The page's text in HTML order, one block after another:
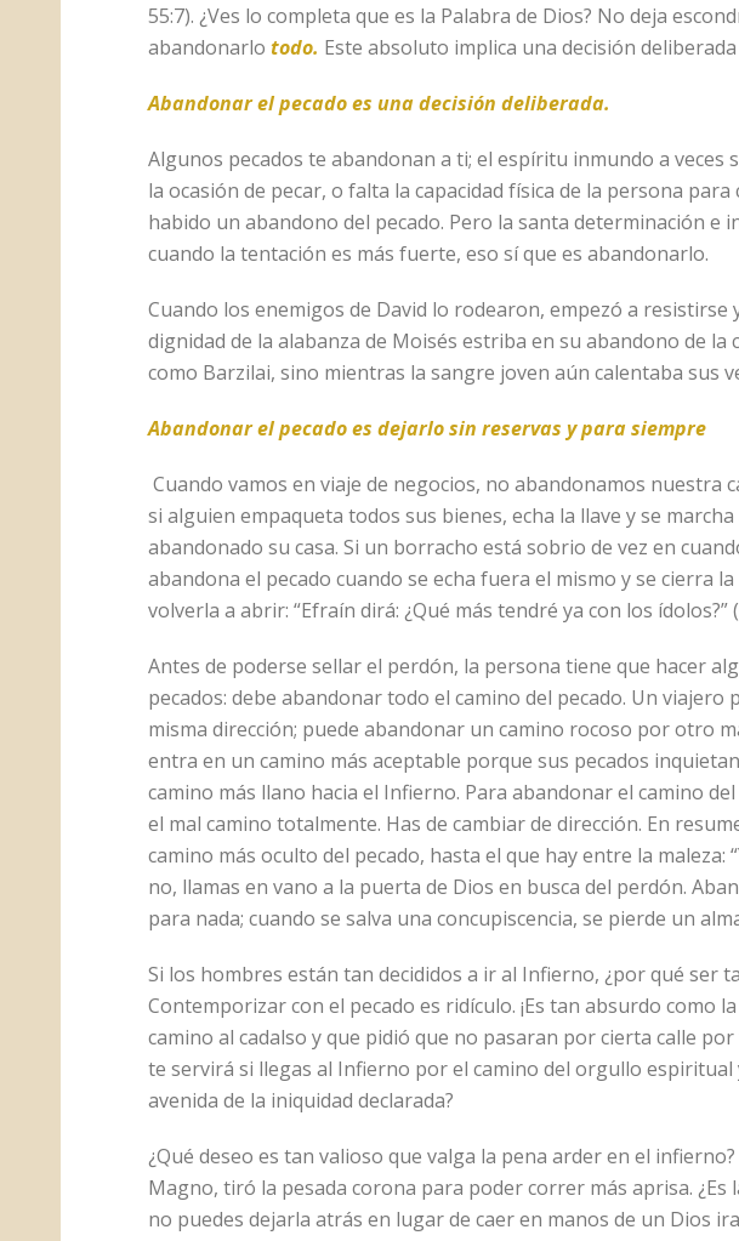
55:7). ¿Ves lo completa que es la Palabra de Dios? No deja
abandonarlo todo. Este absoluto implica una decisión
Abandonar el pecado es una decisión deliberada.
Algunos pecados te abandonan a ti; el espíritu inmundo a veces
la ocasión de pecar, o falta la capacidad física de la persona para
habido un abandono del pecado. Pero la santa determinación e
cuando la tentación es más fuerte, eso sí que es abandonarlo.
Cuando los enemigos de David lo rodearon, empezó a resistirse
dignidad de la alabanza de Moisés estriba en su abandono de la
como Barzilai, sino mientras la sangre joven aún calentaba sus
Abandonar el pecado es dejarlo sin reservas y para siempre
Cuando vamos en viaje de negocios, no abandonamos nuestra
si alguien empaqueta todos sus bienes, echa la llave y se
abandonado su casa. Si un borracho está sobrio de vez en
abandona el pecado cuando se echa fuera el mismo y se cierra
volverla a abrir: “Efraín dirá: ¿Qué más tendré ya con los ídolos?”
Antes de poderse sellar el perdón, la persona tiene que hacer
pecados: debe abandonar todo el camino del pecado. Un viajero
misma dirección; puede abandonar un camino rocoso por otro
entra en un camino más aceptable porque sus pecados
camino más llano hacia el Infierno. Para abandonar el camino
el mal camino totalmente. Has de cambiar de dirección. En
camino más oculto del pecado, hasta el que hay entre la maleza:
no, llamas en vano a la puerta de Dios en busca del perdón.
para nada; cuando se salva una concupiscencia, se pierde un
Si los hombres están tan decididos a ir al Infierno, ¿por qué ser
Contemporizar con el pecado es ridículo. ¡Es tan absurdo como
camino al cadalso y que pidió que no pasaran por cierta calle
te servirá si llegas al Infierno por el camino del orgullo
avenida de la iniquidad declarada?
¿Qué deseo es tan valioso que valga la pena arder en el
Magno, tiró la pesada corona para poder correr más aprisa. ¿Es
no puedes dejarla atrás en lugar de caer en manos de un Dios